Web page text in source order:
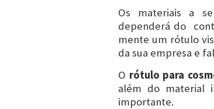
Os materiais a
dependerá do
mente um rótulo
da sua empresa e
O rótulo para
além do material
importante.